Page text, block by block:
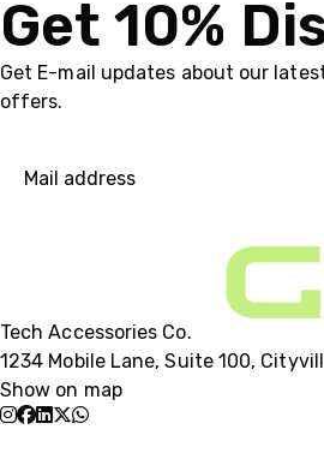
Get 10%
Get E-mail updates about our
offers.
Tech Accessories Co.
1234 Mobile Lane, Suite 100,
Show on map